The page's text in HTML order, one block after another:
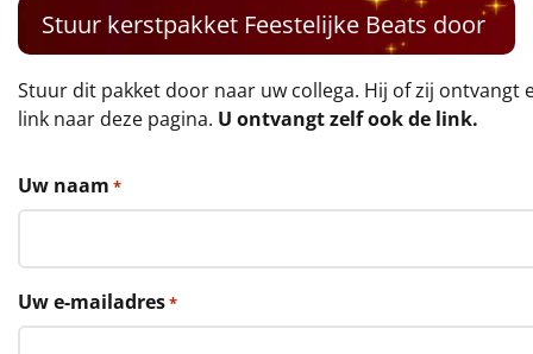
€35 tot €40
€40 tot €45
€50 tot €55
€55 tot €75
€75 tot €100
Stuur kerstpakket Feestelijke Beats door
Stuur dit pakket door naar uw collega. Hij of zij ontvangt
link naar deze pagina. U ontvangt zelf ook de link.
Uw naam *
Uw e-mailadres*